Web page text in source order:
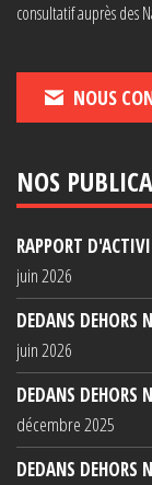
consultatif auprès des
NOUS
NOS
RAPPORT
juin 2026
DEDANS DEHORS
juin 2026
DEDANS DEHORS
décembre 2025
DEDANS DEHORS